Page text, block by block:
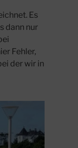
Es
dann nur
Fehler,
der wir in